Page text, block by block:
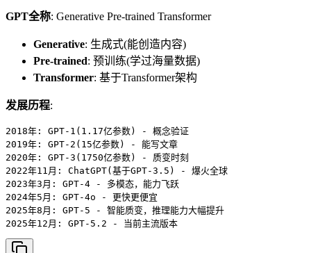
GPT全称: Generative Pre-trained Transformer
Generative: 生成式(能创造内容)
Pre-trained: 预训练(学过海量数据)
Transformer: 基于Transformer架构
发展历程:
2018年: GPT-1(1.17亿参数) - 概念验证
2019年: GPT-2(15亿参数) - 能写文章
2020年: GPT-3(1750亿参数) - 质变时刻
2022年11月: ChatGPT(基于GPT-3.5) - 爆火全球
2023年3月: GPT-4 - 多模态，能力飞跃
2024年5月: GPT-4o - 更快更便宜
2025年8月: GPT-5 - 智能质变，推理能力大幅提升